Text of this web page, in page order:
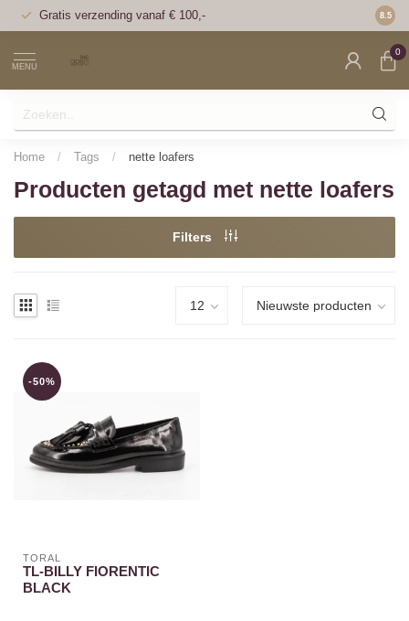
Gratis verzending vanaf € 100,- Voor
8.5
MENU
0
Home / Tags / nette loafers
Producten getagd met nette loafers
Filters
-50%
TORAL
TL-BILLY FIORENTIC
BLACK